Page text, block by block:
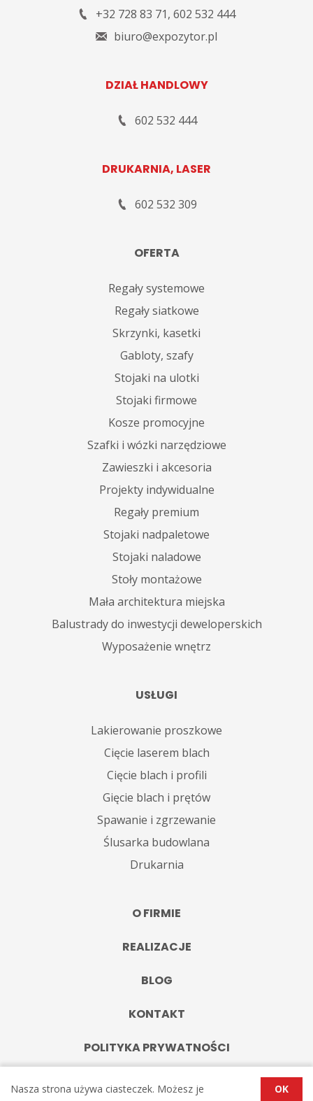
+32 728 83 71, 602 532 444
biuro@expozytor.pl
DZIAŁ HANDLOWY
602 532 444
DRUKARNIA, LASER
602 532 309
OFERTA
Regały systemowe
Regały siatkowe
Skrzynki, kasetki
Gabloty, szafy
Stojaki na ulotki
Stojaki firmowe
Kosze promocyjne
Szafki i wózki narzędziowe
Zawieszki i akcesoria
Projekty indywidualne
Regały premium
Stojaki nadpaletowe
Stojaki naladowe
Stoły montażowe
Mała architektura miejska
Balustrady do inwestycji deweloperskich
Wyposażenie wnętrz
USŁUGI
Lakierowanie proszkowe
Cięcie laserem blach
Cięcie blach i profili
Gięcie blach i prętów
Spawanie i zgrzewanie
Ślusarka budowlana
Drukarnia
O FIRMIE
REALIZACJE
BLOG
KONTAKT
POLITYKA PRYWATNOŚCI
Nasza strona używa ciasteczek. Możesz je
OK